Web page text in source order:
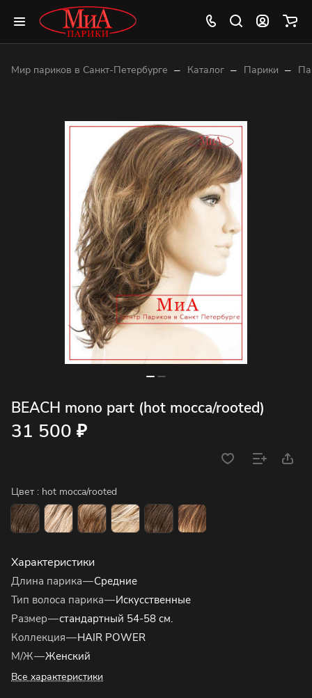
Мир париков в Санкт-Петербурге – Каталог – Парики –
BEACH mono part (hot mocca/rooted)
31 500 ₽
Цвет : hot mocca/rooted
Характеристики
Длина парика—Средние
Тип волоса парика—Искусственные
Размер—стандартный 54-58 см.
Коллекция—HAIR POWER
М/Ж—Женский
Все характеристики